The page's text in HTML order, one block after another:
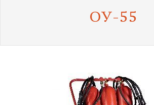
ОУ-55